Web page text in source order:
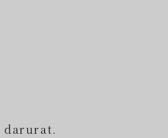
darurat.